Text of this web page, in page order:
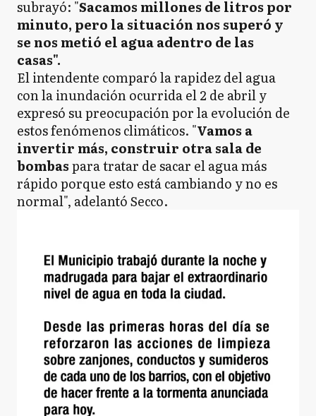
subrayó: "Sacamos millones de litros por
minuto, pero la situación nos superó y
se nos metió el agua adentro de las
casas".
El intendente comparó la rapidez del agua
con la inundación ocurrida el 2 de abril y
expresó su preocupación por la evolución de
estos fenómenos climáticos. "Vamos a
invertir más, construir otra sala de
bombaspara tratar de sacar el agua más
rápido porque esto está cambiando y no es
normal", adelantó Secco.